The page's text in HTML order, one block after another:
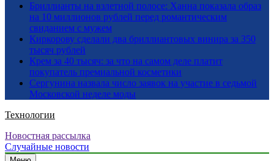
Бриллианты на взлетной полосе: Ханна показала образ
на 10 миллионов рублей перед романтическим
свиданием с мужем
Киркорову сделали два бриллиантовых винира за 350
тысяч рублей
Крем за 40 тысяч: за что на самом деле платит
покупатель премиальной косметики
Сергунина назвала число заявок на участие в седьмой
Московской неделе моды
Технологии
Новостная рассылка
Случайные новости